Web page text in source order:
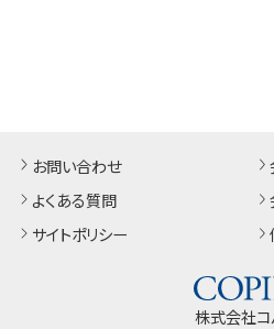
お問い合わせ
よくある質問
サイトポリシー
株式会社コ